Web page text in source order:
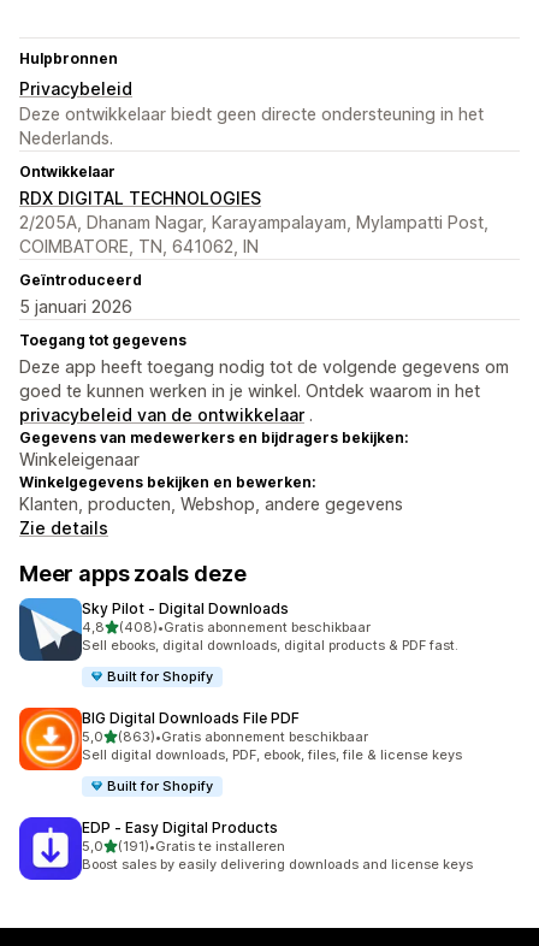
Hulpbronnen
Privacybeleid
Deze ontwikkelaar biedt geen directe ondersteuning in het
Nederlands.
Ontwikkelaar
RDX DIGITAL TECHNOLOGIES
2/205A, Dhanam Nagar, Karayampalayam, Mylampatti Post,
COIMBATORE, TN, 641062, IN
Geïntroduceerd
5 januari 2026
Toegang tot gegevens
Deze app heeft toegang nodig tot de volgende gegevens om
goed te kunnen werken in je winkel. Ontdek waarom in het
privacybeleid van de ontwikkelaar .
Gegevens van medewerkers en bijdragers bekijken:
Winkeleigenaar
Winkelgegevens bekijken en bewerken:
Klanten, producten, Webshop, andere gegevens
Zie details
Meer apps zoals deze
Sky Pilot ‑ Digital Downloads
4,8van 5 sterren
(408)
408 recensies in totaal
•Gratis abonnement beschikbaar
Sell ebooks, digital downloads, digital products & PDF fast.
Built for Shopify
BIG Digital Downloads File PDF
5,0van 5 sterren
(863)
863 recensies in totaal
•Gratis abonnement beschikbaar
Sell digital downloads, PDF, ebook, files, file & license keys
Built for Shopify
EDP ‑ Easy Digital Products
5,0van 5 sterren
(191)
191 recensies in totaal
•Gratis te installeren
Boost sales by easily delivering downloads and license keys